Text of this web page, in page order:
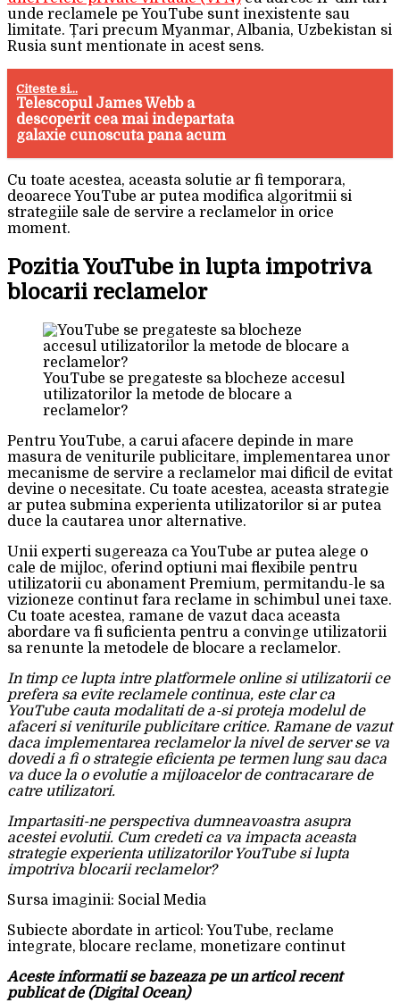
unde reclamele pe YouTube sunt inexistente sau
limitate. Țari precum Myanmar, Albania, Uzbekistan si
Rusia sunt mentionate in acest sens.
Citeste si...
Telescopul James Webb a
descoperit cea mai indepartata
galaxie cunoscuta pana acum
Cu toate acestea, aceasta solutie ar fi temporara,
deoarece YouTube ar putea modifica algoritmii si
strategiile sale de servire a reclamelor in orice
moment.
Pozitia YouTube in lupta impotriva
blocarii reclamelor
YouTube se pregateste sa blocheze accesul
utilizatorilor la metode de blocare a
reclamelor?
Pentru YouTube, a carui afacere depinde in mare
masura de veniturile publicitare, implementarea unor
mecanisme de servire a reclamelor mai dificil de evitat
devine o necesitate. Cu toate acestea, aceasta strategie
ar putea submina experienta utilizatorilor si ar putea
duce la cautarea unor alternative.
Unii experti sugereaza ca YouTube ar putea alege o
cale de mijloc, oferind optiuni mai flexibile pentru
utilizatorii cu abonament Premium, permitandu-le sa
vizioneze continut fara reclame in schimbul unei taxe.
Cu toate acestea, ramane de vazut daca aceasta
abordare va fi suficienta pentru a convinge utilizatorii
sa renunte la metodele de blocare a reclamelor.
In timp ce lupta intre platformele online si utilizatorii ce
prefera sa evite reclamele continua, este clar ca
YouTube cauta modalitati de a-si proteja modelul de
afaceri si veniturile publicitare critice. Ramane de vazut
daca implementarea reclamelor la nivel de server se va
dovedi a fi o strategie eficienta pe termen lung sau daca
va duce la o evolutie a mijloacelor de contracarare de
catre utilizatori.
Impartasiti-ne perspectiva dumneavoastra asupra
acestei evolutii. Cum credeti ca va impacta aceasta
strategie experienta utilizatorilor YouTube si lupta
impotriva blocarii reclamelor?
Sursa imaginii: Social Media
Subiecte abordate in articol: YouTube, reclame
integrate, blocare reclame, monetizare continut
Aceste informatii se bazeaza pe un articol recent
publicat de (Digital Ocean)